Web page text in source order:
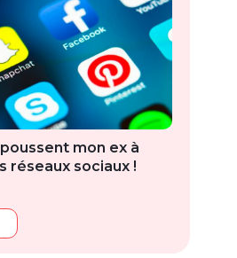
mon ex à
réseaux sociaux !